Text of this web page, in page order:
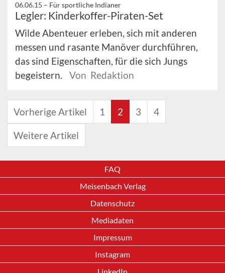
06.06.15 – Für sportliche Indianer
Legler: Kinderkoffer-Piraten-Set
Wilde Abenteuer erleben, sich mit anderen
messen und rasante Manöver durchführen,
das sind Eigenschaften, für die sich Jungs
begeistern.
Von Redaktion
Vorherige Artikel 1 2 3 4
Weitere Artikel
FAQ
Meisenbach Verlag
Datenschutz
Mediadaten
Impressum
Instagram